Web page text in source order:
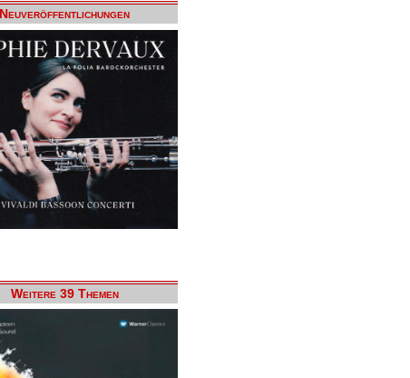
Neuveröffentlichungen
Weitere 39 Themen